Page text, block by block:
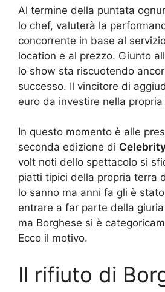
Al termine della puntata
lo chef, valuterà la
concorrente in base al
location e al prezzo. Giunto
lo show sta riscuotendo
successo. Il vincitore di
euro da investire nella
In questo momento è alle
seconda edizione di
volt noti dello spettacolo si
piatti tipici della propria terra
lo sanno ma anni fa gli è
entrare a far parte della
ma Borghese si è
Ecco il motivo.
Il rifiuto di